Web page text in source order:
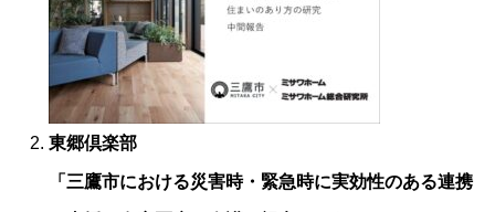
東郷倶楽部
「三鷹市における災害時・緊急時に実効性のある連携